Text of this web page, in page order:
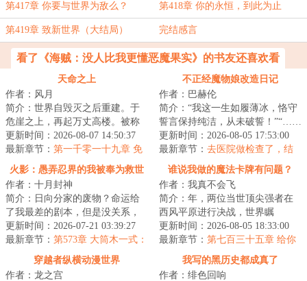
第417章 你要与世界为敌么？ 第418章 你的永恒，到此为止
第419章 致新世界（大结局） 完结感言
看了《海贼：没人比我更懂恶魔果实》的书友还喜欢看
天命之上
作者：风月
简介：世界自毁灭之后重建。于
危崖之上，再起万丈高楼。被称
为天选者的人们活跃在现实的幕
后，行走在历史...
更新时间：2026-08-07 14:50:37
最新章节： 第一千零一十九章 免
单
不正经魔物娘改造日记
作者：巴赫伦
简介：“我这一生如履薄冰，恪守
誓言保持纯洁，从未破誓！”“……
你问她们是怎么回事？”“嗨！”“圣
骑...
更新时间：2026-08-05 17:53:00
最新章节： 去医院做检查了，结
果不算好
火影：愚弄忍界的我被奉为救世
作者：十月封神
简介：日向分家的废物？命运给
了我最差的剧本，但是没关系，
我生来就是最好的演员。准备好
了吗？我叫日向...
更新时间：2026-07-21 03:39:27
最新章节： 第573章 大筒木一式：
日向云川！你怎么敢？！！
谁说我做的魔法卡牌有问题？
作者：我真不会飞
简介：年，两位当世顶尖强者在
西风平原进行决战，世界瞩
目。“我使用【光之金字塔】，将
大骨变成光！降临...
更新时间：2026-08-05 18:33:00
最新章节： 第七百三十五章 给你
一张拉风到极点的【假面骑
士】！黄金！
穿越者纵横动漫世界
作者：龙之宫
我写的黑历史都成真了
作者：绯色回响